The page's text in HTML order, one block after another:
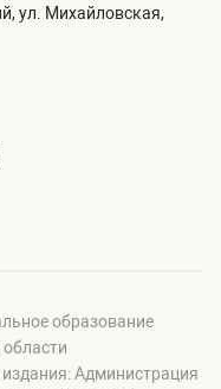
ул. Михайловская,
образование
издания: Администрация